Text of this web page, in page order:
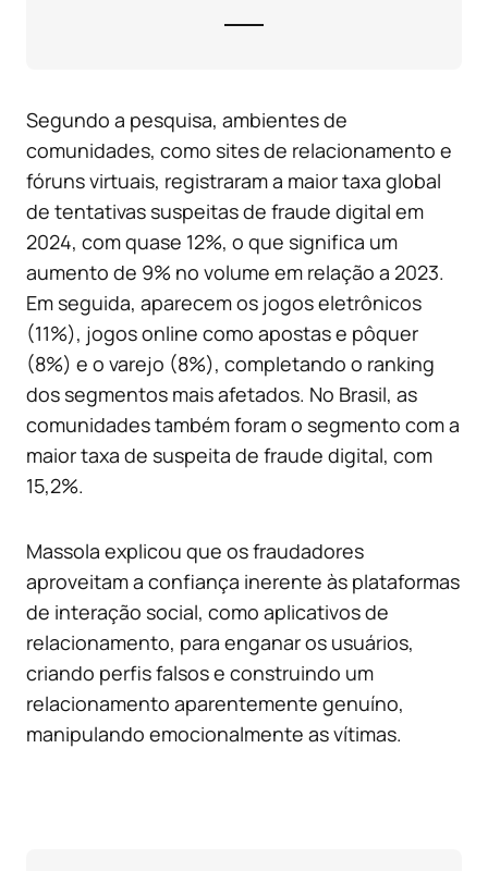
Segundo a pesquisa, ambientes de
comunidades, como sites de relacionamento e
fóruns virtuais, registraram a maior taxa global
de tentativas suspeitas de fraude digital em
2024, com quase 12%, o que significa um
aumento de 9% no volume em relação a 2023.
Em seguida, aparecem os jogos eletrônicos
(11%), jogos online como apostas e pôquer
(8%) e o varejo (8%), completando o ranking
dos segmentos mais afetados. No Brasil, as
comunidades também foram o segmento com a
maior taxa de suspeita de fraude digital, com
15,2%.
Massola explicou que os fraudadores
aproveitam a confiança inerente às plataformas
de interação social, como aplicativos de
relacionamento, para enganar os usuários,
criando perfis falsos e construindo um
relacionamento aparentemente genuíno,
manipulando emocionalmente as vítimas.